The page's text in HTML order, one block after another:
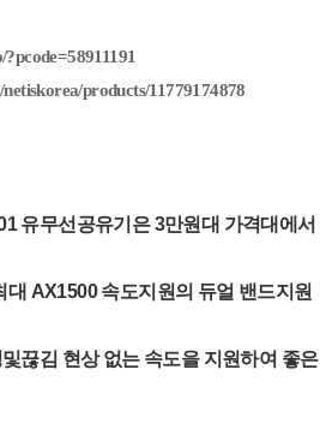
products/11779174878
유무선공유기은 3만원대 가격대에서
AX1500 속도지원의 듀얼 밴드지원
끊김 현상 없는 속도을 지원하여 좋은